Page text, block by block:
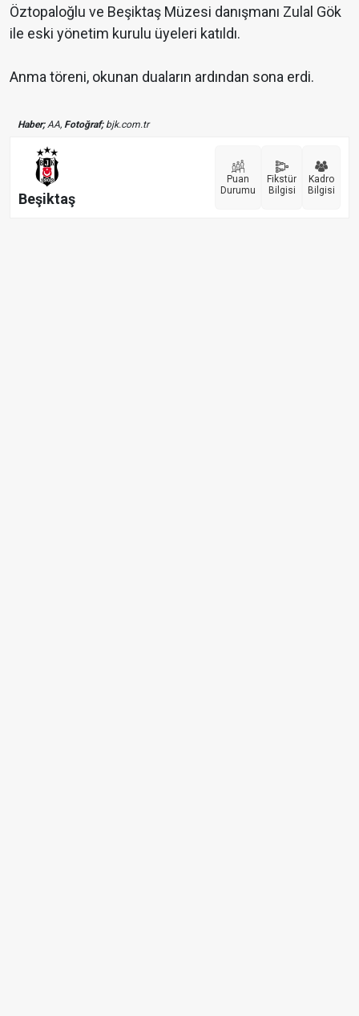
Öztopaloğlu ve Beşiktaş Müzesi danışmanı Zulal Gök
ile eski yönetim kurulu üyeleri katıldı.
Anma töreni, okunan duaların ardından sona erdi.
Haber;AA, Fotoğraf;bjk.com.tr
Beşiktaş
Puan
Durumu
Fikstür
Bilgisi
Kadro
Bilgisi